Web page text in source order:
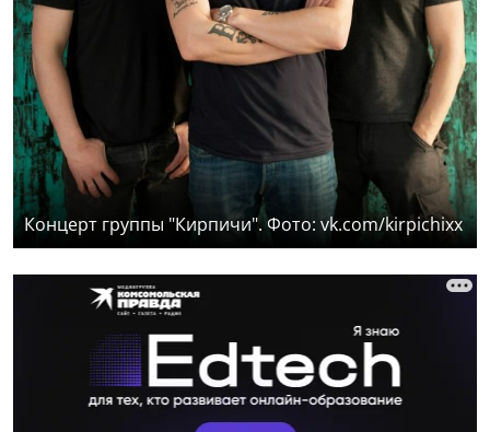
Концерт группы "Кирпичи". Фото: vk.com/kirpichixx